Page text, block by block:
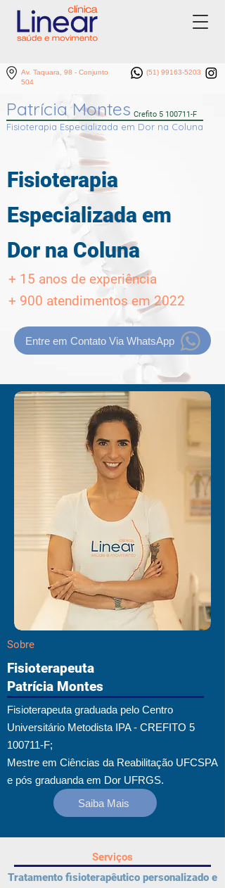
Av. Taquara, 98 - Conjunto
504
(51) 99163-5203
Patrícia Montes
Fisioterapia Especializada em Dor na Coluna
Crefito 5 100711-F
Fisioterapia
Especializada em
Dor na Coluna
+ 15 anos de experiência
+ 900 atendimentos em 2022
Entre em Contato Via WhatsApp
Sobre
Fisioterapeuta
Patrícia Montes
Fisioterapeuta graduada pelo Centro
Universitário Metodista IPA - CREFITO 5
100711-F;
Mestre em Ciências da Reabilitação UFCSPA
e pós graduanda em Dor UFRGS.
Saiba Mais
Serviços
Tratamento fisioterapêutico personalizado e